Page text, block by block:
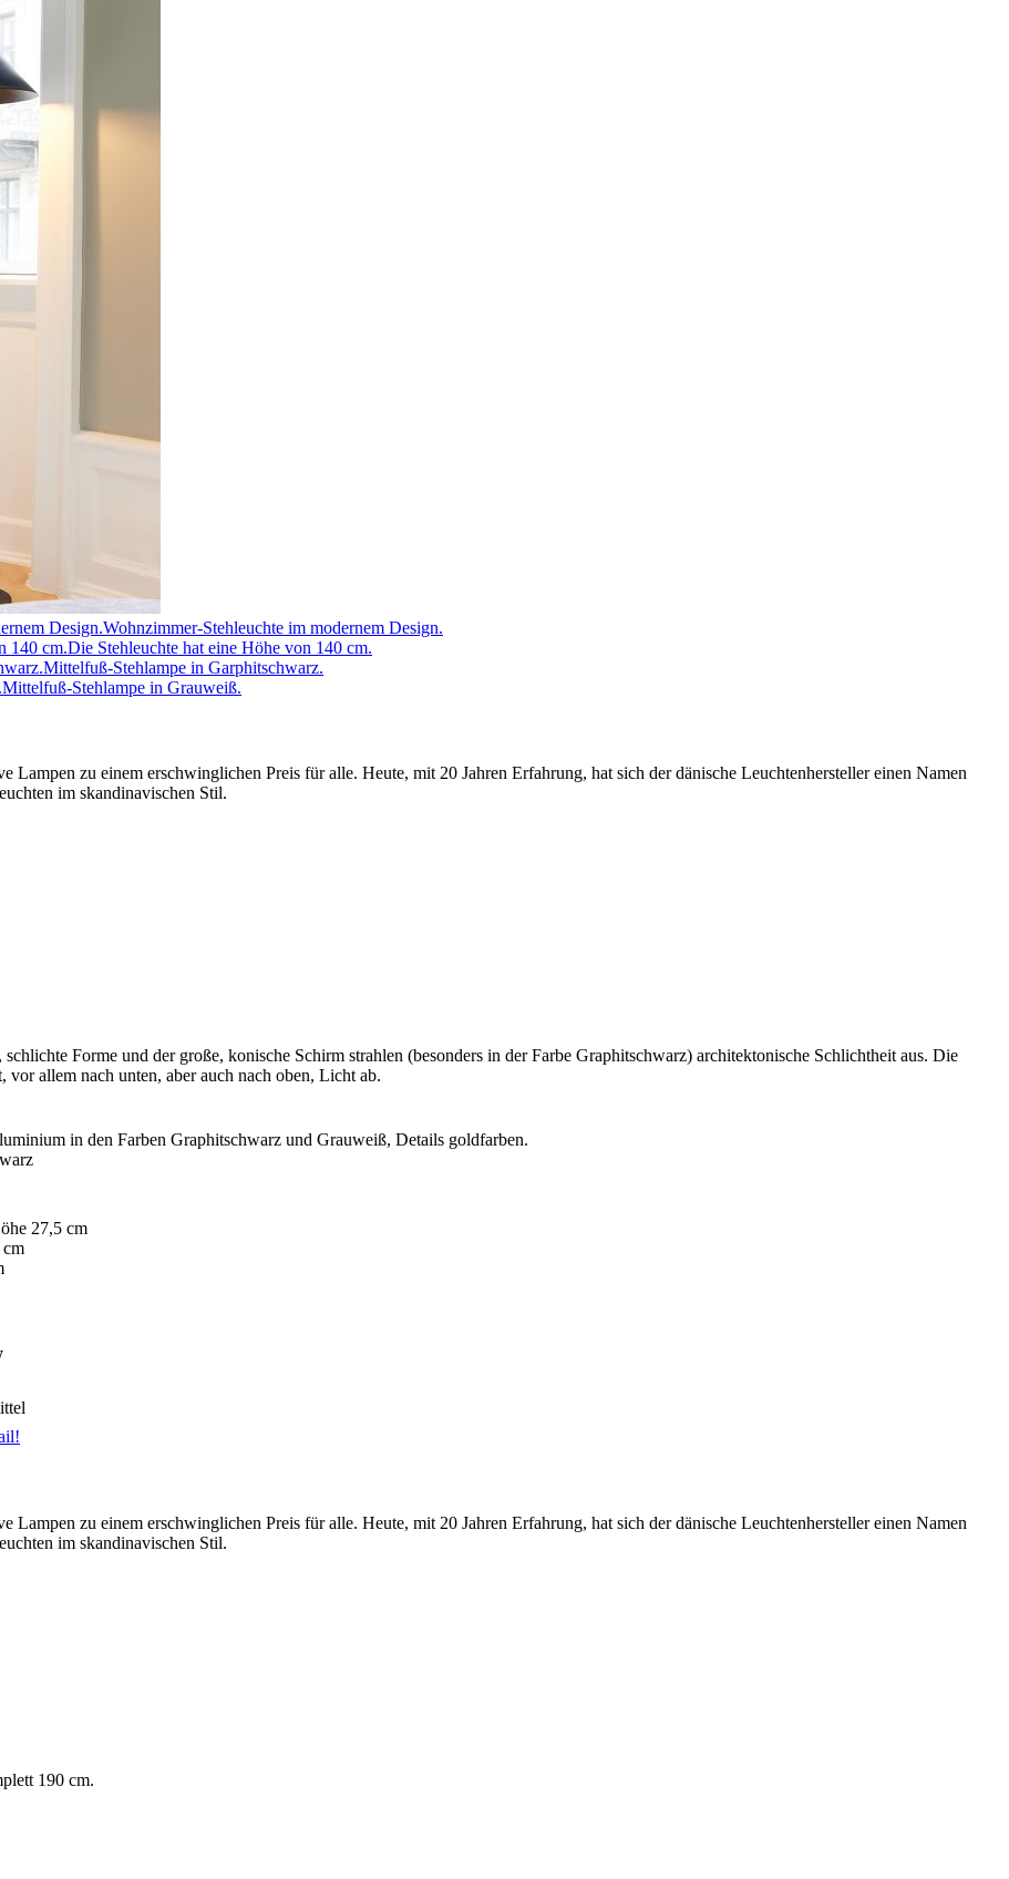
Wohnzimmer-Stehleuchte im modernem Design.
Die Stehleuchte hat eine Höhe von 140 cm.
Mittelfuß-Stehlampe in Garphitschwarz.
Mittelfuß-Stehlampe in Grauweiß.
Lampen zu einem erschwinglichen Preis für alle. Heute, mit 20 Jahren Erfahrung, hat sich der dänische Leuchtenhersteller einen Namen
im skandinavischen Stil.
Forme und der große, konische Schirm strahlen (besonders in der Farbe Graphitschwarz) architektonische Schlichtheit aus. Die
allem nach unten, aber auch nach oben, Licht ab.
in den Farben Graphitschwarz und Grauweiß, Details goldfarben.
27,5 cm
Lampen zu einem erschwinglichen Preis für alle. Heute, mit 20 Jahren Erfahrung, hat sich der dänische Leuchtenhersteller einen Namen
im skandinavischen Stil.
190 cm.